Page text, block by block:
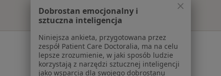
Serwis
Regulamin
Dobrostan emocjonalny i
sztuczna inteligencja
Niniejsza ankieta, przygotowana przez
zespół Patient Care Doctoralia, ma na celu
lepsze zrozumienie, w jaki sposób ludzie
korzystają z narzędzi sztucznej inteligencji
jako wsparcia dla swojego dobrostanu